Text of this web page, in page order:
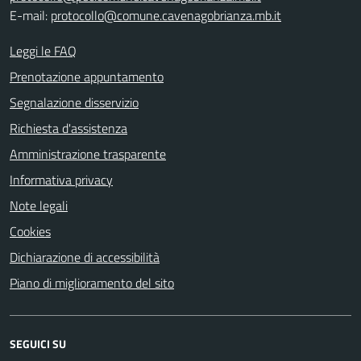
E-mail: protocollo@comune.cavenagobrianza.mb.it
Leggi le FAQ
Prenotazione appuntamento
Segnalazione disservizio
Richiesta d'assistenza
Amministrazione trasparente
Informativa privacy
Note legali
Cookies
Dichiarazione di accessibilità
Piano di miglioramento del sito
SEGUICI SU